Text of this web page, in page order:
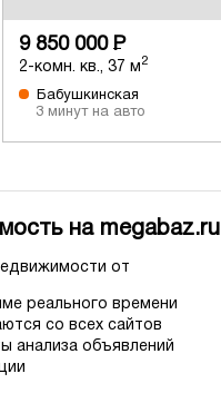
9 850 000 Р
2-комн. кв., 37 м 2
Бабушкинская
3 минут на авто
на megabaz.ru
от
реального времени
со всех сайтов
анализа объявлений